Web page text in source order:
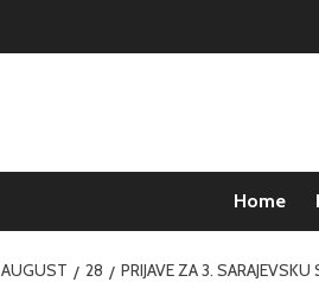
Home
AUGUST 28 PRIJAVE ZA 3.